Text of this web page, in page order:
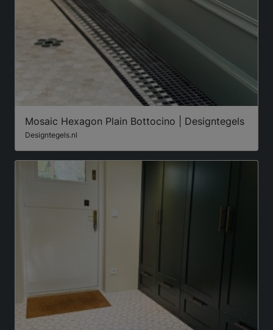
Mosaic Hexagon Plain Bottocino | Designtegels
Designtegels.nl